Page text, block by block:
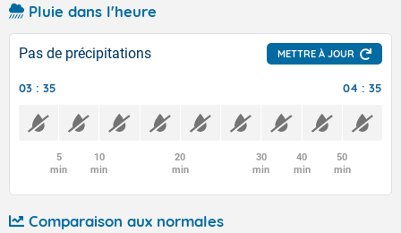
Pluie dans l'heure
Pas de précipitations METTRE À JOUR
03 : 35 04 : 35
5
min
10
min
20
min
30
min
40
min
50
min
Comparaison aux normales